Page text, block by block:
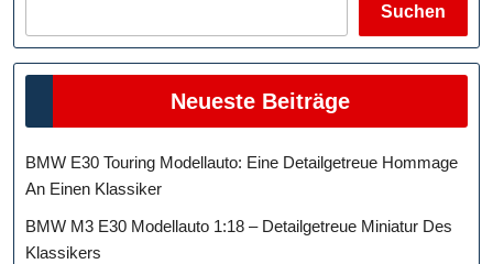
Suchen
Neueste Beiträge
BMW E30 Touring Modellauto: Eine Detailgetreue Hommage
An Einen Klassiker
BMW M3 E30 Modellauto 1:18 – Detailgetreue Miniatur Des
Klassikers